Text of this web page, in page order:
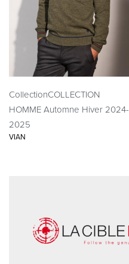
CollectionCOLLECTION
HOMME Automne Hiver 2024-
2025
VIAN